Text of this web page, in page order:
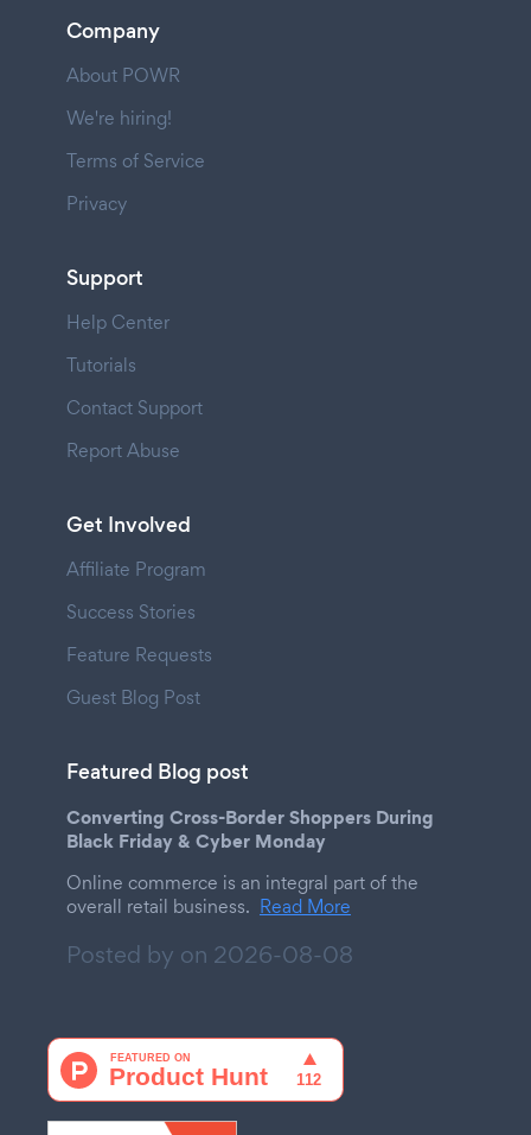
Company
About POWR
We're hiring!
Terms of Service
Privacy
Support
Help Center
Tutorials
Contact Support
Report Abuse
Get Involved
Affiliate Program
Success Stories
Feature Requests
Guest Blog Post
Featured Blog post
Converting Cross-Border Shoppers During
Black Friday & Cyber Monday
Online commerce is an integral part of the
overall retail business. Read More
Posted by on 2026-08-08